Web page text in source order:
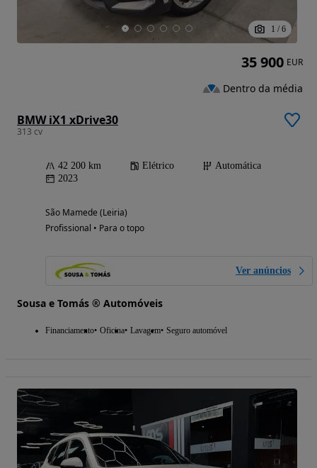
1 / 6
BMW iX1 xDrive30
313 cv
42 200 km Elétrico
Automática
2023
São Mamede (Leiria)
Profissional • Para o topo
Ver anúncios
Sousa e Tomás ® Automóveis
Financiamento Oficina Lavagem Seguro automóvel
35 900 EUR
Dentro da média